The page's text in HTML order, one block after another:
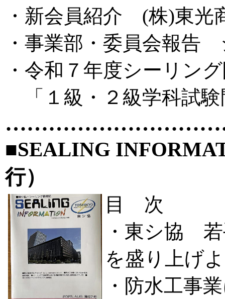
・新会員紹介 (株)東光
・事業部・委員会報告
・令和７年度シーリン
「１級・２級学科試
■SEALING
行）
目 次
・東シ協
を盛り上げ
・防水工事